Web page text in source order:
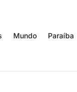
Mundo Paraíba